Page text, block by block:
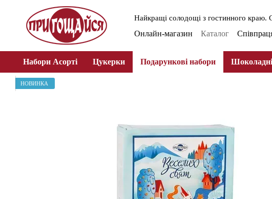
Перейти до основного контенту
Найкращі солодощі з гостинного краю.
Онлайн-магазин Каталог
Набори Асорті Цукерки Подарункові набори
НОВИНКА